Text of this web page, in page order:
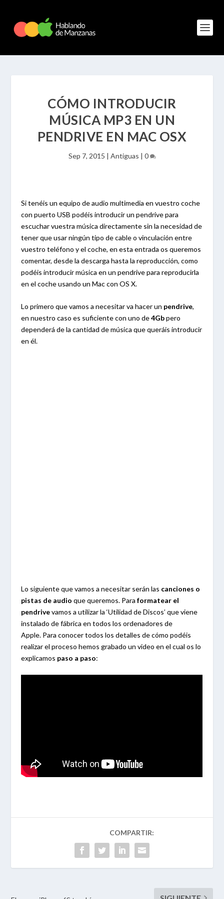
CÓMO INTRODUCIR
MÚSICA MP3 EN UN
PENDRIVE EN MAC OSX
Sep 7, 2015 | Antiguas | 0
Si tenéis un equipo de audio multimedia en vuestro coche
con puerto USB podéis introducir un pendrive para
escuchar vuestra música directamente sin la necesidad de
tener que usar ningún tipo de cable o vinculación entre
vuestro teléfono y el coche, en esta entrada os queremos
comentar, desde la descarga hasta la reproducción, como
podéis introducir música en un pendrive para reproducirla
en el coche usando un Mac con OS X.
Lo primero que vamos a necesitar va hacer un pendrive,
en nuestro caso es suficiente con uno de4Gbpero
dependerá de la cantidad de música que queráis introducir
en él.
Lo siguiente que vamos a necesitar serán las canciones o
pistas de audio que queremos. Para formatear el
pendrivevamos a utilizar la ‘Utilidad de Discos’ que viene
instalado de fábrica en todos los ordenadores de
Apple. Para conocer todos los detalles de cómo podéis
realizar el proceso hemos grabado un video en el cual os lo
explicamos paso a paso: